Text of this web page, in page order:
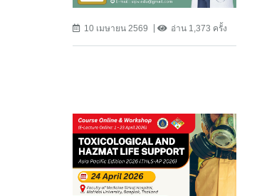
10 เมษายน 2569 อ่าน 1,373 ครั้ง